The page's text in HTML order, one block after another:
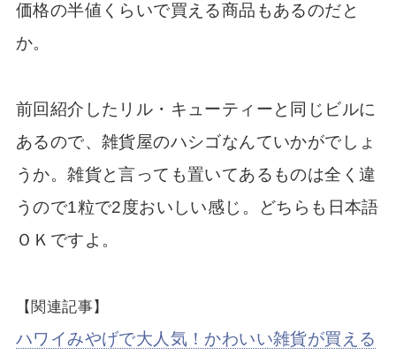
価格の半値くらいで買える商品もあるのだと
か。
前回紹介したリル・キューティーと同じビルに
あるので、雑貨屋のハシゴなんていかがでしょ
うか。雑貨と言っても置いてあるものは全く違
うので1粒で2度おいしい感じ。どちらも日本語
ＯＫですよ。
【関連記事】
ハワイみやげで大人気！かわいい雑貨が買える